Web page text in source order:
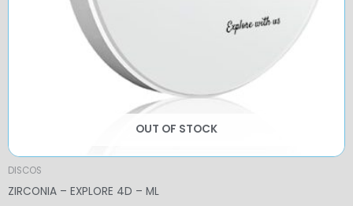
OUT OF STOCK
DISCOS
ZIRCONIA – EXPLORE 4D – ML